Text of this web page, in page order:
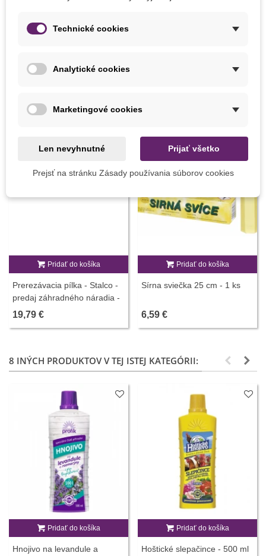
KONKRÉTNE ODKAZY
Pridať do košíka
Prerezávacia pílka - Stalco -
predaj záhradného náradia -
1 ks
19,79 €
Pridať do košíka
Sírna sviečka 25 cm - 1 ks
6,59 €
8 INÝCH PRODUKTOV V TEJ ISTEJ KATEGÓRII:
Pridať do košíka
Hnojivo na levandule a
Pridať do košíka
Hoštické slepačince - 500 ml
Technické cookies
Analytické cookies
Marketingové cookies
Len nevyhnutné Prijať všetko
Prejsť na stránku Zásady používania súborov cookies